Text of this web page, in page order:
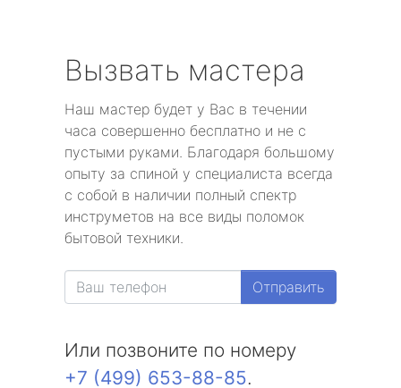
Вызвать мастера
Наш мастер будет у Вас в течении
часа совершенно бесплатно и не с
пустыми руками. Благодаря большому
опыту за спиной у специалиста всегда
с собой в наличии полный спектр
инструметов на все виды поломок
бытовой техники.
Отправить
Или позвоните по номеру
+7 (499) 653-88-85.